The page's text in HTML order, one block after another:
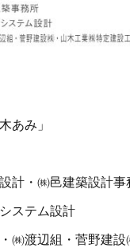
あみ」
計・㈱邑建築設計事
ステム設計
㈱渡辺組・菅野建設